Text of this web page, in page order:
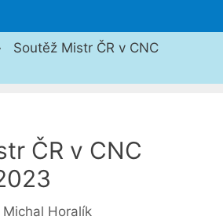
Soutěž Mistr ČR v CNC
ČR v CNC
Michal Horalík